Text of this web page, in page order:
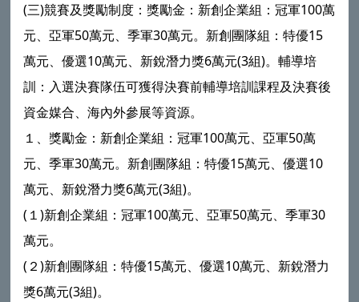
(三)競賽及獎勵制度：獎勵金：新創企業組：冠軍100萬
元、亞軍50萬元、季軍30萬元。新創團隊組：特優15
萬元、優選10萬元、新銳潛力獎6萬元(3組)。輔導培
訓：入選決賽隊伍可獲得決賽前輔導培訓課程及決賽後
資金媒合、海內外參展等資源。
１、獎勵金：新創企業組：冠軍100萬元、亞軍50萬
元、季軍30萬元。新創團隊組：特優15萬元、優選10
萬元、新銳潛力獎6萬元(3組)。
(１)新創企業組：冠軍100萬元、亞軍50萬元、季軍30
萬元。
(２)新創團隊組：特優15萬元、優選10萬元、新銳潛力
獎6萬元(3組)。